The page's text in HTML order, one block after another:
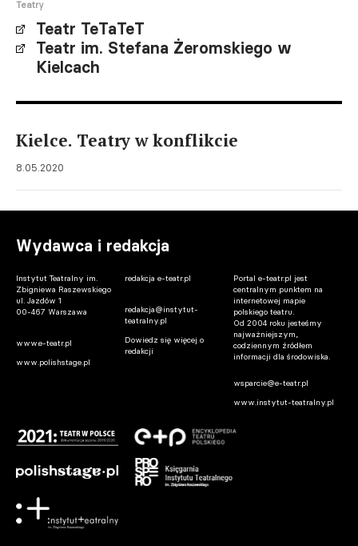
Teatry
Teatr TeTaTeT
Teatr im. Stefana Żeromskiego w
Kielcach
Kielce. Teatry w konflikcie
8.05.2020
Wydawca i redakcja
Instytut Teatralny im.
Zbigniewa Raszewskiego
ul. Jazdów 1
00-467 Warszawa
www.e-teatr.pl
www.polishstage.pl
redakcja e-teatr.pl
redakcja@instytut-
teatralny.pl
Dowiedz się więcej o
redakcji
Portal e-teatr.pl jest
centralnym punktem na
internetowej mapie
polskiego teatru.
Od 2004 roku jesteśmy
najważniejszym,
codziennym źródłem
informacji dla środowiska.
wsparcie@e-teatr.pl
www.instytut-teatralny.pl